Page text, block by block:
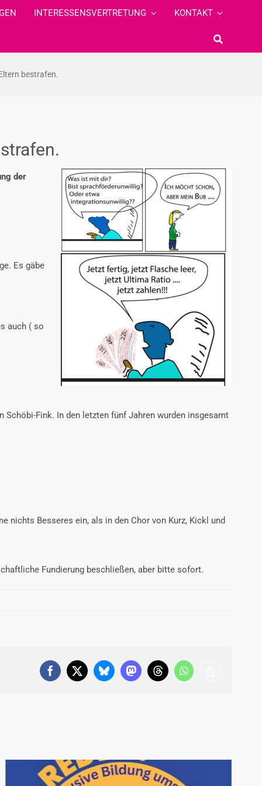
INTERESSENSVERTRETUNG KONTAKT
bestrafen.
der
Es gäbe
auch ( so
Fink. In den letzten fünf Jahren wurden insgesamt
nichts Besseres ein, als in den Chor von Kurz, Kickl und
Fundierung beschließen, aber bitte sofort.
Facebook
X BlueskyMastodonThreadsWhatsApp